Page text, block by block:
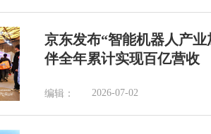
京东发布“智能机器人产
伴全年累计实现百亿营收
编辑： 2026-07-02